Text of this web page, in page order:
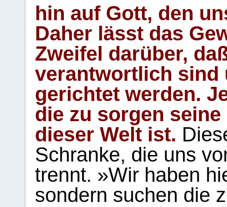
hin auf Gott, den
Daher lässt das
Zweifel darüber,
verantwortlich sind
gerichtet werden.
die zu sorgen
dieser Welt ist.
Schranke, die uns
trennt. »Wir haben
sondern suchen die